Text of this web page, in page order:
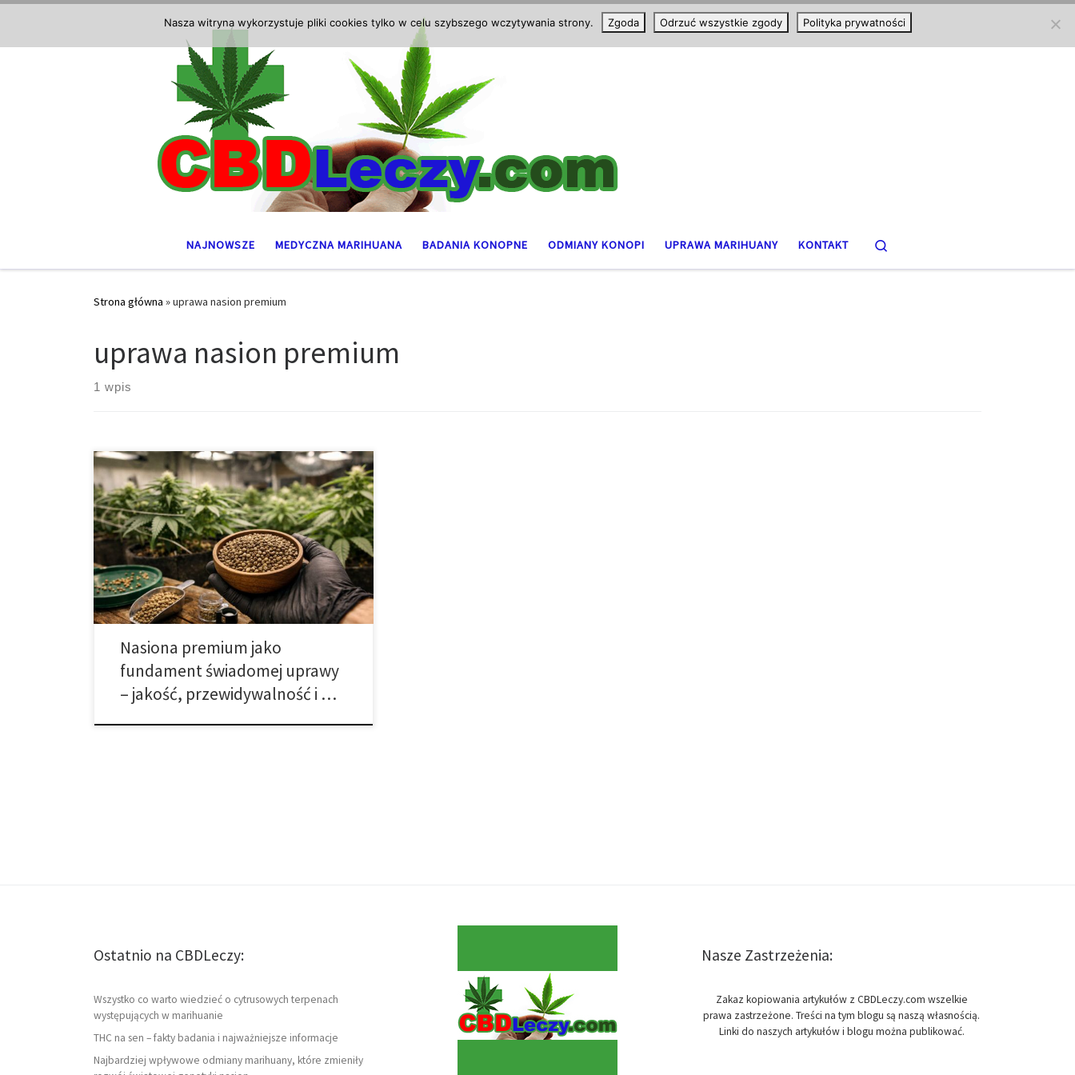
NAJNOWSZE MEDYCZNA MARIHUANA BADANIA KONOPNE ODMIANY KONOPI UPRAWA MARIHUANY KONTAKT
Strona główna »uprawa nasion premium
uprawa nasion premium
1 wpis
Nasiona premium – definicja jakości i jej znaczenie w
nowoczesnej uprawie roślin Nasiona premium są
obecnie jednym z najważniejszych elementów
decydujących o powodzeniu uprawy roślin, zarówno
w rolnictwie towarowym, jak i w zaawansowanym
ogrodnictwie przydomowym. W dobie rosnących
kosztów produkcji, presji klimatycznej oraz coraz
wyższych wymagań rynku jakość materiału siewnego
[…]
Nasiona premium jako
fundament świadomej uprawy
– jakość, przewidywalność i …
Ostatnio na CBDLeczy:
Wszystko co warto wiedzieć o cytrusowych terpenach
występujących w marihuanie
THC na sen – fakty badania i najważniejsze informacje
Najbardziej wpływowe odmiany marihuany, które zmieniły
Nasze Zastrzeżenia:
Zakaz kopiowania artykułów z CBDLeczy.com wszelkie
prawa zastrzeżone. Treści na tym blogu są naszą własnością.
Linki do naszych artykułów i blogu można publikować.
Nasza witryna wykorzystuje pliki cookies tylko w celu szybszego wczytywania strony. Zgoda Odrzuć wszystkie zgody Polityka prywatności